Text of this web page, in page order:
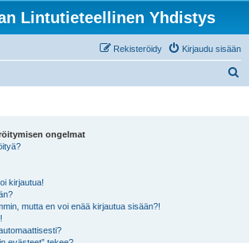
Lintutieteellinen Yhdistys
Kirjaudu sisään
Rekisteröidy
ongelmat
kirjautua!
mutta en voi enää kirjautua sisään?!